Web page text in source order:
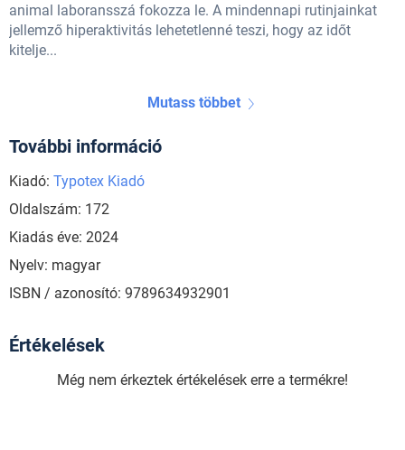
animal laboransszá fokozza le. A mindennapi rutinjainkat
jellemző hiperaktivitás lehetetlenné teszi, hogy az időt
kitelje...
Mutass többet
További információ
Kiadó: Typotex Kiadó
Oldalszám: 172
Kiadás éve: 2024
Nyelv: magyar
ISBN / azonosító: 9789634932901
Értékelések
Még nem érkeztek értékelések erre a termékre!